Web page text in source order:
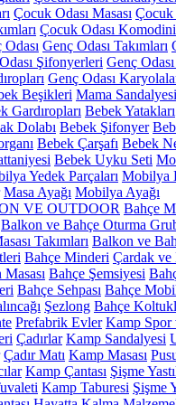
Çocuk Odası Masası Çocuk
Çocuk Odası Komodini
Genç Odası Takımları
Şifonyerleri Genç
Genç Odası
Beşikleri Mama Sandalyesi
Gardıropları Bebek Yatakları
Dolabı Bebek Şifonyer
Bebek Çarşafı Bebek
Bebek Uyku Seti
Yedek Parçaları Mobilya
Masa Ayağı Mobilya Ayağı
VE OUTDOOR Bahçe
Balkon ve Bahçe Oturma
Takımları Balkon ve
Bahçe Minderi Çardak ve
Bahçe Şemsiyesi
Bahçe Sehpası Bahçe
Şezlong Bahçe
Prefabrik Evler Kamp Spor
Çadırlar Kamp Sandalyesi
Çadır Matı Kamp Masası
Kamp Çantası Şişme
Kamp Taburesi Şişme